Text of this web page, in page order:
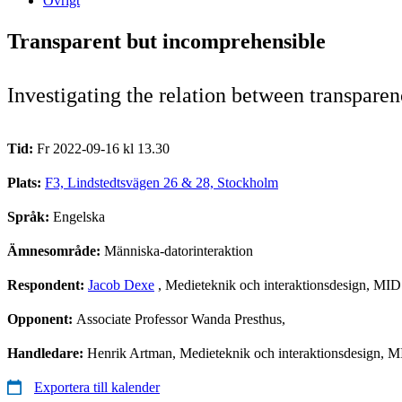
Transparent but incomprehensible
Investigating the relation between
Tid: Fr 2022-09-16 kl 13.30
Plats: F3, Lindstedtsvägen 26 & 28, Stockholm
Språk: Engelska
Ämnesområde: Människa-datorinteraktion
Respondent: Jacob Dexe , Medieteknik och interaktionsdesign, MID
Opponent: Associate Professor Wanda Presthus,
Handledare: Henrik Artman, Medieteknik och interaktionsdesign,
Exportera till kalender